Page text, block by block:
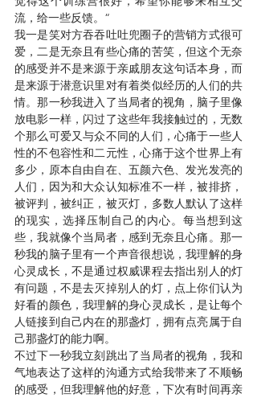
流，给一些反馈。“
我一是笑对方吞吞吐吐兜圈子的营销方式很可
爱，二是无奈且有些心痛的苦笑，但这个无奈
的感受并不是来源于亲戚朋友这句话本身，而
是来源于潜意识里对有着类似经历的人们的共
情。那一秒我进入了当局者的视角，脑子里像
放电影一样，闪过了这些年我接触过的，无数
个那么可爱又与众不同的人们，心痛于一些人
性的不包容性和二元性，心痛于这个世界上有
多少，原本自由自在、五颜六色、发光发亮的
人们，因为和大众认知标准不一样，被排挤，
被评判，被纠正，被灭灯，多数人默认了这样
的现实，选择压制自己的内心。每当想到这
些，我就像个当局者，感到无奈且心痛。那一
秒我的脑子里有一个声音很想说，我理解的身
心灵成长，不是通过权威课程去指出别人的灯
有问题，不是去灭掉别人的灯，点上你们认为
好看的颜色，我理解的身心灵成长，是让每个
人链接到自己内在的那盏灯，拥有点亮属于自
己那盏灯的能力啊。
不过下一秒我立刻跳出了当局者的视角，我和
气地表达了这样的沟通方式给我带来了不顺畅
的感受，但我理解他的好意，下次有时间再亲